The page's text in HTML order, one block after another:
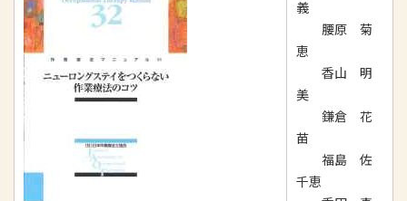
義
腰原 菊
恵
香山 明
美
鎌倉 花
苗
福島 佐
千恵